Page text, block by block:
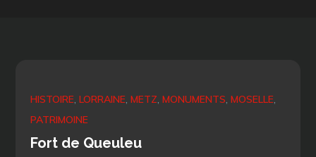
HISTOIRE LORRAINE METZ MONUMENTS MOSELLE
PATRIMOINE
Fort de Queuleu